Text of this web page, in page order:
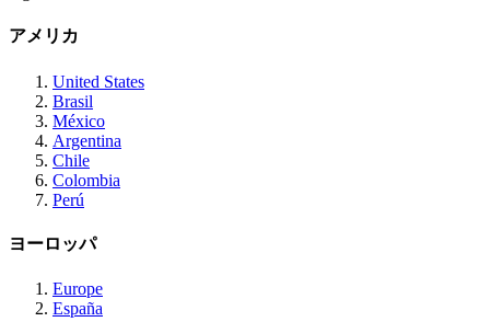
アメリカ
United States
Brasil
México
Argentina
Chile
Colombia
Perú
ヨーロッパ
Europe
España